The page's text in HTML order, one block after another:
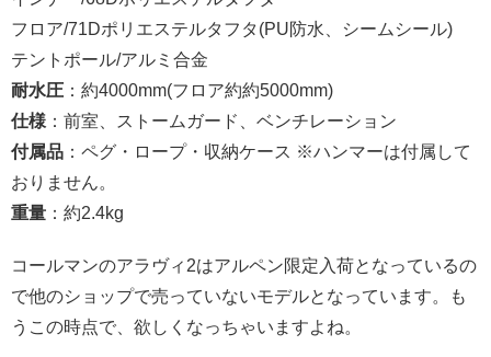
フロア/71Dポリエステルタフタ(PU防水、シームシール)
テントポール/アルミ合金
耐水圧 ：約4000mm(フロア約約5000mm)
仕様 ：前室、ストームガード、ベンチレーション
付属品 ：ペグ・ロープ・収納ケース ※ハンマーは付属して
おりません。
重量 ：約2.4kg
コールマンのアラヴィ2はアルペン限定入荷となっているの
で他のショップで売っていないモデルとなっています。も
うこの時点で、欲しくなっちゃいますよね。